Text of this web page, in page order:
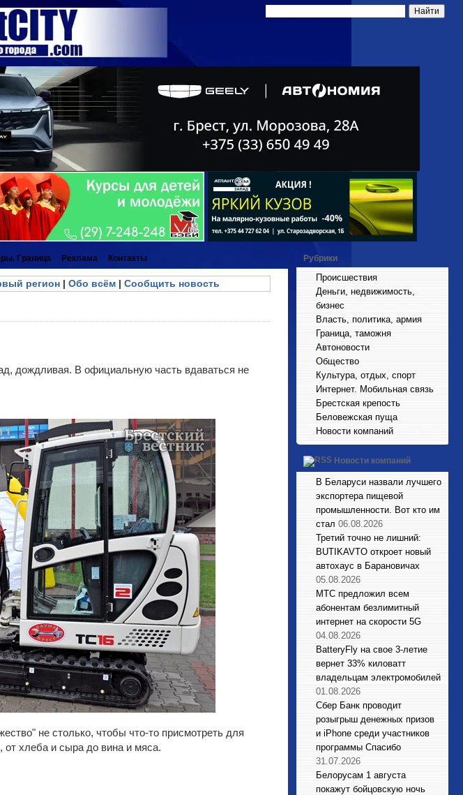
Граница Реклама Контакты
регион| Обо всём| Сообщить новость
дождливая. В официальную часть вдаваться не
не столько, чтобы что-то присмотреть для
от хлеба и сыра до вина и мяса.
Рубрики
Происшествия
Деньги, недвижимость,
бизнес
Власть, политика, армия
Граница, таможня
Автоновости
Общество
Культура, отдых, спорт
Интернет. Мобильная связь
Брестская крепость
Беловежская пуща
Новости компаний
Новости компаний
В Беларуси назвали лучшего
экспортера пищевой
промышленности. Вот кто им
стал 06.08.2026
Третий точно не лишний:
BUTIKAVTO откроет новый
автохаус в Барановичах
05.08.2026
МТС предложил всем
абонентам безлимитный
интернет на скорости 5G
04.08.2026
BatteryFly на свое 3-летие
вернет 33% киловатт
владельцам электромобилей
01.08.2026
Сбер Банк проводит
розыгрыш денежных призов
и iPhone среди участников
программы Спасибо
31.07.2026
Белорусам 1 августа
покажут бойцовскую ночь